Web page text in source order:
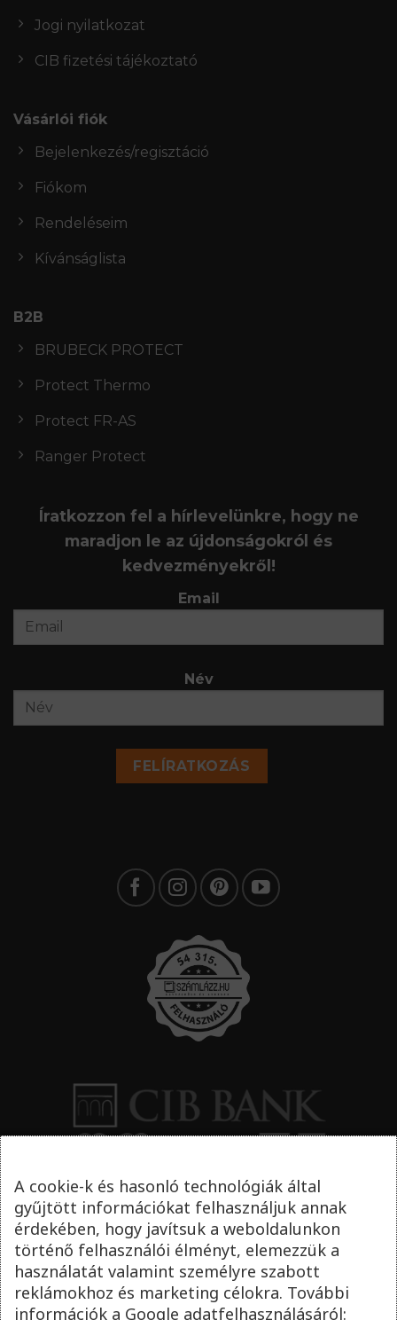
Jogi nyilatkozat
CIB fizetési tájékoztató
Vásárlói fiók
Bejelenkezés/regisztáció
Fiókom
Rendeléseim
Kívánságlista
B2B
BRUBECK PROTECT
Protect Thermo
Protect FR-AS
Ranger Protect
Íratkozzon fel a hírlevelünkre, hogy ne
maradjon le az újdonságokról és
kedvezményekről!
Email
Név
FELÍRATKOZÁS
A cookie-k és hasonló technológiák által
gyűjtött információkat felhasználjuk annak
érdekében, hogy javítsuk a weboldalunkon
történő felhasználói élményt, elemezzük a
használatát valamint személyre szabott
reklámokhoz és marketing célokra. További
információk a Google adatfelhasználásáról: